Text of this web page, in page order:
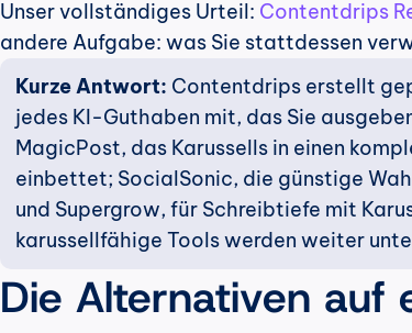
Unser vollständiges Urteil: Contentdrips
andere Aufgabe: was Sie stattdessen
Kurze Antwort: Contentdrips erstellt
jedes KI-Guthaben mit, das Sie
MagicPost, das Karussells in einen
einbettet; SocialSonic, die günstige
und Supergrow, für Schreibtiefe mit
karussellfähige Tools werden weiter
Die Alternativen auf